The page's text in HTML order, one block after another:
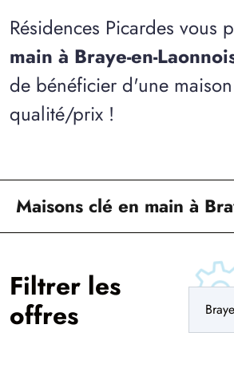
Résidences Picardes vous
main à Braye-en-
de bénéficier d'une
qualité/prix !
Maisons clé en main à
Filtrer les
offres